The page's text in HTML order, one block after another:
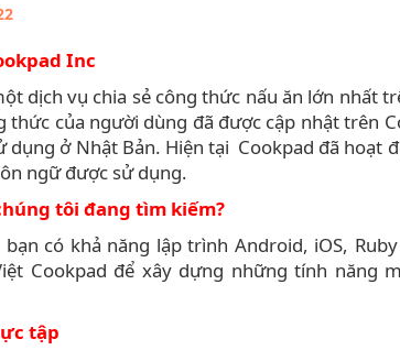
Inc
dịch vụ chia sẻ công thức nấu ăn lớn nhất
thức của người dùng đã được cập nhật trên
dụng ở Nhật Bản. Hiện tại Cookpad đã hoạt
ngữ được sử dụng.
tôi đang tìm kiếm?
có khả năng lập trình Android, iOS,
Cookpad để xây dựng những tính năng
tập